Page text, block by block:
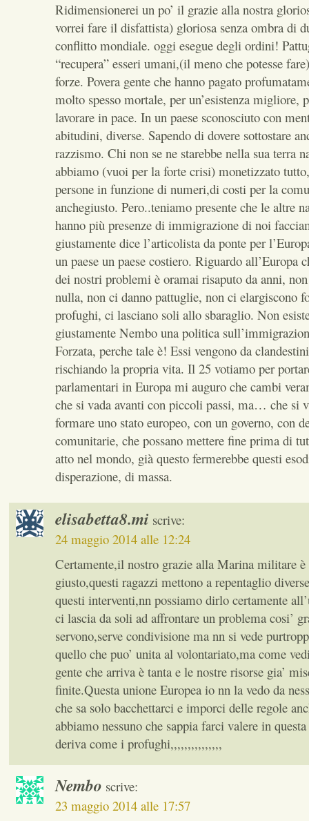
Ridimensionerei un po’ il grazie alla nostra
vorrei fare il disfattista) gloriosa senza ombra di
conflitto mondiale. oggi esegue degli ordini!
“recupera” esseri umani,(il meno che potesse
forze. Povera gente che hanno pagato
molto spesso mortale, per un’esistenza migliore,
lavorare in pace. In un paese sconosciuto con
abitudini, diverse. Sapendo di dovere sottostare
razzismo. Chi non se ne starebbe nella sua terra
abbiamo (vuoi per la forte crisi) monetizzato
persone in funzione di numeri,di costi per la
anchegiusto. Pero..teniamo presente che le altre
hanno più presenze di immigrazione di noi
giustamente dice l’articolista da ponte per
un paese un paese costiero. Riguardo all’Europa
dei nostri problemi è oramai risaputo da anni,
nulla, non ci danno pattuglie, non ci elargiscono
profughi, ci lasciano soli allo sbaraglio. Non
giustamente Nembo una politica
Forzata, perche tale è! Essi vengono da
rischiando la propria vita. Il 25 votiamo per
parlamentari in Europa mi auguro che cambi
che si vada avanti con piccoli passi, ma… che si
formare uno stato europeo, con un governo, con
comunitarie, che possano mettere fine prima di
atto nel mondo, già questo fermerebbe questi
disperazione, di massa.
elisabetta8.mi scrive:
24 maggio 2014 alle 12:24
Certamente,il nostro grazie alla Marina militare è
giusto,questi ragazzi mettono a repentaglio
questi interventi,nn possiamo dirlo certamente
ci lascia da soli ad affrontare un problema cosi’
servono,serve condivisione ma nn si vede
quello che puo’ unita al volontariato,ma come
gente che arriva è tanta e le nostre risorse gia’
finite.Questa unione Europea io nn la vedo da
che sa solo bacchettarci e imporci delle regole
abbiamo nessuno che sappia farci valere in
deriva come i profughi,,,,,,,,,,,,,,,
Nembo scrive:
23 maggio 2014 alle 17:57